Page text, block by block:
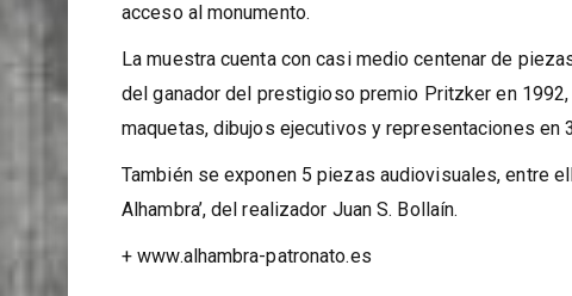
acceso al monumento.
La muestra cuenta con casi medio centenar de
del ganador del prestigioso premio Pritzker en
maquetas, dibujos ejecutivos y representaciones en
También se exponen 5 piezas audiovisuales, entre
Alhambra’, del realizador Juan S. Bollaín.
+ www.alhambra-patronato.es